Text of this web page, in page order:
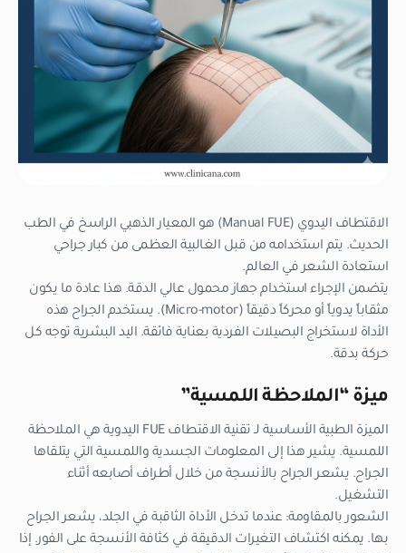
الاقتطاف اليدوي (Manual FUE) هو المعيار الذهبي الراسخ في الطب
الحديث. يتم استخدامه من قبل الغالبية العظمى من كبار جراحي
استعادة الشعر في العالم.
يتضمن الإجراء استخدام جهاز محمول عالي الدقة. هذا عادة ما يكون
مثقاباً يدوياً أو محركاً دقيقاً (Micro-motor). يستخدم الجراح هذه
الأداة لاستخراج البصيلات الفردية بعناية فائقة. اليد البشرية توجه كل
حركة بدقة.
ميزة “الملاحظة اللمسية”
الميزة الطبية الأساسية لـ تقنية الاقتطاف FUE اليدوية هي الملاحظة
اللمسية. يشير هذا إلى المعلومات الجسدية واللمسية التي يتلقاها
الجراح. يشعر الجراح بالأنسجة من خلال أطراف أصابعه أثناء
التشغيل.
الشعور بالمقاومة: عندما تدخل الأداة الثاقبة في الجلد، يشعر الجراح
بها. يمكنه اكتشاف التغيرات الدقيقة في كثافة الأنسجة على الفور. إذا